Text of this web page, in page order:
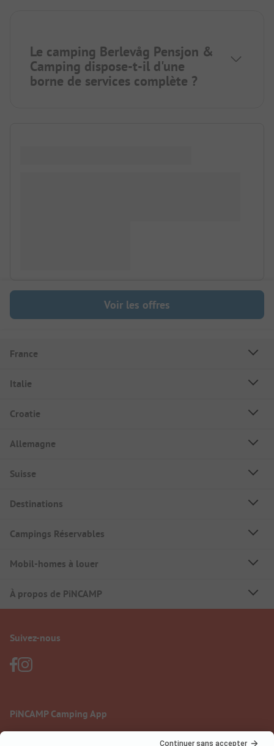
Le camping Berlevåg Pensjon &
Camping dispose-t-il d'une
borne de services complète ?
Voir les offres
France
Italie
Croatie
Allemagne
Suisse
Destinations
Campings Réservables
Mobil-homes à louer
À propos de PiNCAMP
Suivez-nous
PiNCAMP Camping App